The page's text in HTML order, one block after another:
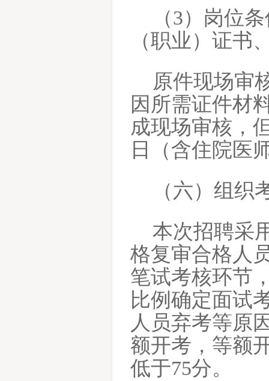
（3）岗位
（职业）证书
原件现场审
因所需证件材
成现场审核，
日（含住院医
（六）组织
本次招聘采
格复审合格人
笔试考核环节
比例确定面试
人员弃考等原
额开考，等额
低于75分。